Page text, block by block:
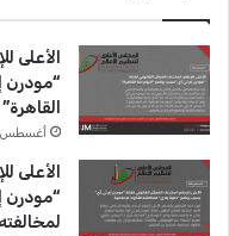
ب
و
ك
u
T
u
b
e
ت
ا
م
الأعلى
“مودرن
القاهرة”
أغسطس 5, 2026
الأعلى
“مودرن